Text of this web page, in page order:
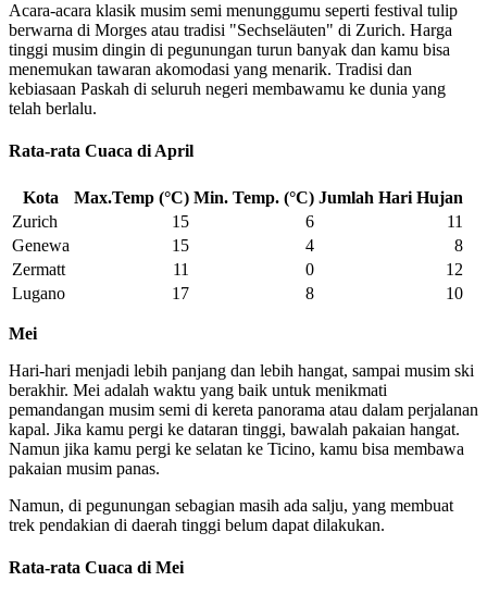
Acara-acara klasik musim semi menunggumu seperti festival tulip
berwarna di Morges atau tradisi "Sechseläuten" di Zurich. Harga
tinggi musim dingin di pegunungan turun banyak dan kamu bisa
menemukan tawaran akomodasi yang menarik. Tradisi dan
kebiasaan Paskah di seluruh negeri membawamu ke dunia yang
telah berlalu.
Rata-rata Cuaca di April
Kota Max.Temp (°C) Min. Temp. (°C) Jumlah Hari Hujan
Zurich
15 6
11
Genewa
15 4
8
Zermatt
11 0
12
Lugano
17 8 10
Mei
Hari-hari menjadi lebih panjang dan lebih hangat, sampai musim ski
berakhir. Mei adalah waktu yang baik untuk menikmati
pemandangan musim semi di kereta panorama atau dalam perjalanan
kapal. Jika kamu pergi ke dataran tinggi, bawalah pakaian hangat.
Namun jika kamu pergi ke selatan ke Ticino, kamu bisa membawa
pakaian musim panas.
Namun, di pegunungan sebagian masih ada salju, yang membuat
trek pendakian di daerah tinggi belum dapat dilakukan.
Rata-rata Cuaca di Mei